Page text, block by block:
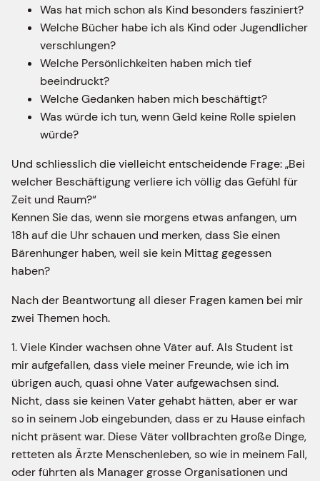
Was hat mich schon als Kind besonders fasziniert?
Welche Bücher habe ich als Kind oder Jugendlicher
verschlungen?
Welche Persönlichkeiten haben mich tief
beeindruckt?
Welche Gedanken haben mich beschäftigt?
Was würde ich tun, wenn Geld keine Rolle spielen
würde?
Und schliesslich die vielleicht entscheidende Frage: „Bei
welcher Beschäftigung verliere ich völlig das Gefühl für
Zeit und Raum?“
Kennen Sie das, wenn sie morgens etwas anfangen, um
18h auf die Uhr schauen und merken, dass Sie einen
Bärenhunger haben, weil sie kein Mittag gegessen
haben?
Nach der Beantwortung all dieser Fragen kamen bei mir
zwei Themen hoch.
1. Viele Kinder wachsen ohne Väter auf. Als Student ist
mir aufgefallen, dass viele meiner Freunde, wie ich im
übrigen auch, quasi ohne Vater aufgewachsen sind.
Nicht, dass sie keinen Vater gehabt hätten, aber er war
so in seinem Job eingebunden, dass er zu Hause einfach
nicht präsent war. Diese Väter vollbrachten große Dinge,
retteten als Ärzte Menschenleben, so wie in meinem Fall,
oder führten als Manager grosse Organisationen und